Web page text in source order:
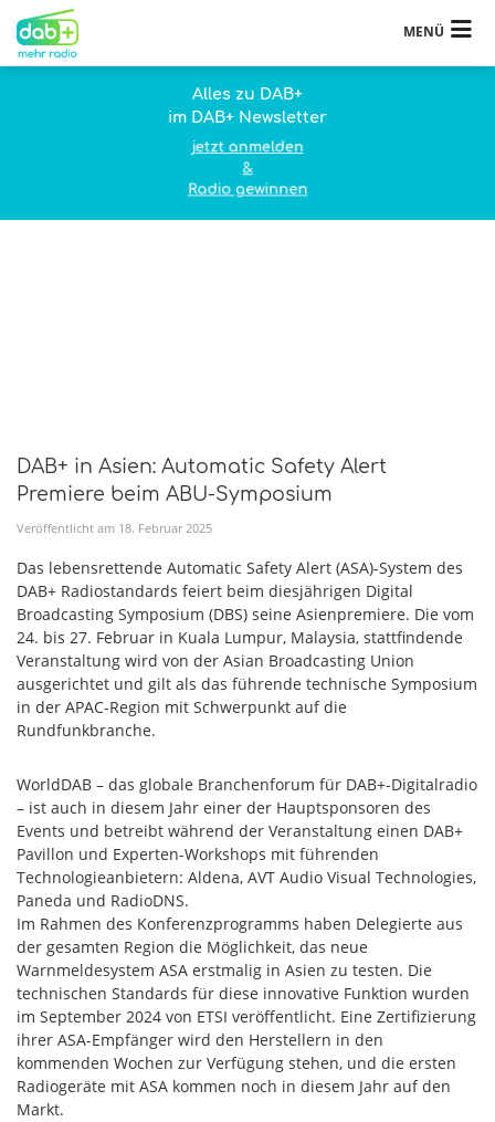
MENÜ
Alles zu DAB+
im DAB+ Newsletter
jetzt anmelden
&
Radio gewinnen
DAB+ in Asien: Automatic Safety Alert
Premiere beim ABU-Symposium
Veröffentlicht am 18. Februar 2025
Das lebensrettende Automatic Safety Alert (ASA)-System des
DAB+ Radiostandards feiert beim diesjährigen Digital
Broadcasting Symposium (DBS) seine Asienpremiere. Die vom
24. bis 27. Februar in Kuala Lumpur, Malaysia, stattfindende
Veranstaltung wird von der Asian Broadcasting Union
ausgerichtet und gilt als das führende technische Symposium
in der APAC-Region mit Schwerpunkt auf die
Rundfunkbranche.
WorldDAB – das globale Branchenforum für DAB+-Digitalradio
– ist auch in diesem Jahr einer der Hauptsponsoren des
Events und betreibt während der Veranstaltung einen DAB+
Pavillon und Experten-Workshops mit führenden
Technologieanbietern: Aldena, AVT Audio Visual Technologies,
Paneda und RadioDNS.
Im Rahmen des Konferenzprogramms haben Delegierte aus
der gesamten Region die Möglichkeit, das neue
Warnmeldesystem ASA erstmalig in Asien zu testen. Die
technischen Standards für diese innovative Funktion wurden
im September 2024 von ETSI veröffentlicht. Eine Zertifizierung
ihrer ASA-Empfänger wird den Herstellern in den
kommenden Wochen zur Verfügung stehen, und die ersten
Radiogeräte mit ASA kommen noch in diesem Jahr auf den
Markt.